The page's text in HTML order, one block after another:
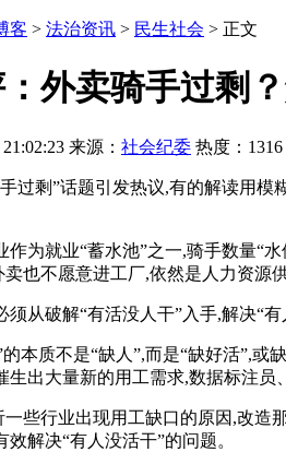
客 > 法治资讯 > 民生社会 > 正文
外卖骑手过剩
来源： 社会纪委 热度：
过剩”话题引发热议,有的解读用
作为就业“蓄水池”之一,骑手数量“
也不愿意进工厂,依然是人力资源
须从破解“有活没人干”入手,解决“有
的本质不是“缺人”,而是“缺好活”,
生出大量新的用工需求,数据标注
一些行业出现用工缺口的原因,改造
解决“有人没活干”的问题。